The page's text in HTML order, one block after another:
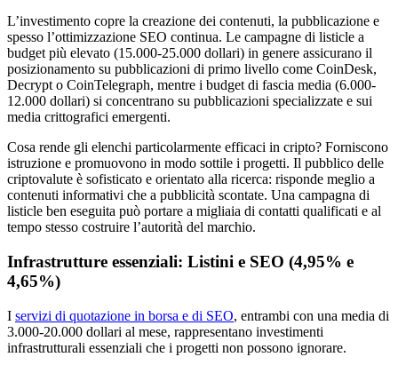
L’investimento copre la creazione dei contenuti, la pubblicazione e
spesso l’ottimizzazione SEO continua. Le campagne di listicle a
budget più elevato (15.000-25.000 dollari) in genere assicurano il
posizionamento su pubblicazioni di primo livello come CoinDesk,
Decrypt o CoinTelegraph, mentre i budget di fascia media (6.000-
12.000 dollari) si concentrano su pubblicazioni specializzate e sui
media crittografici emergenti.
Cosa rende gli elenchi particolarmente efficaci in cripto? Forniscono
istruzione e promuovono in modo sottile i progetti. Il pubblico delle
criptovalute è sofisticato e orientato alla ricerca: risponde meglio a
contenuti informativi che a pubblicità scontate. Una campagna di
listicle ben eseguita può portare a migliaia di contatti qualificati e al
tempo stesso costruire l’autorità del marchio.
Infrastrutture essenziali: Listini e SEO (4,95% e
4,65%)
I servizi di quotazione in borsa e di SEO, entrambi con una media di
3.000-20.000 dollari al mese, rappresentano investimenti
infrastrutturali essenziali che i progetti non possono ignorare.